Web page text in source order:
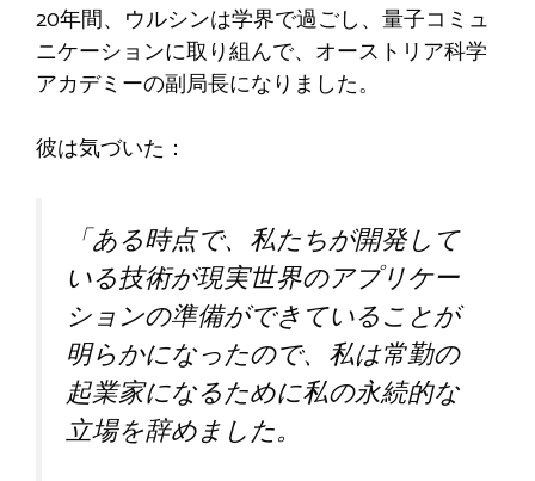
20年間、ウルシンは学界で過ごし、量子コミュ
ニケーションに取り組んで、オーストリア科学
アカデミーの副局長になりました。
彼は気づいた：
「ある時点で、私たちが開発して
いる技術が現実世界のアプリケー
ションの準備ができていることが
明らかになったので、私は常勤の
起業家になるために私の永続的な
立場を辞めました。